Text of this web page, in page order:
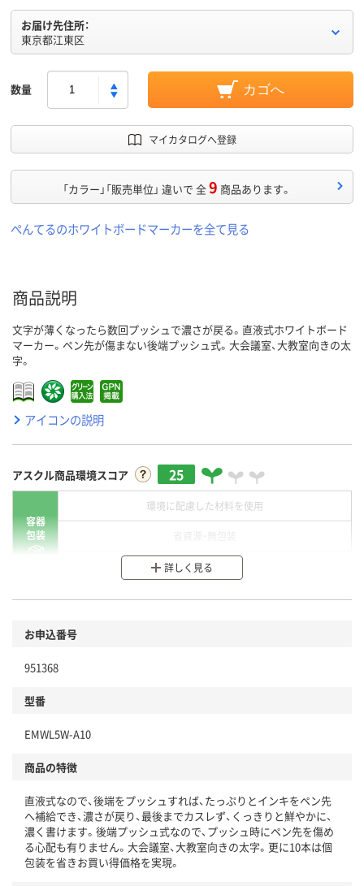
お届け先住所：
東京都江東区
数量 カゴへ
マイカタログへ登録
「カラー」「販売単位」 違いで 全9 商品あります。
ぺんてるのホワイトボードマーカーを全て見る
商品説明
文字が薄くなったら数回プッシュで濃さが戻る。直液式ホワイトボード
マーカー。ペン先が傷まない後端プッシュ式。大会議室、大教室向きの太
字。
アイコンの説明
アスクル商品環境スコア 25
容器
包装
環境に配慮した材料を使用
分別・リサイクルしやすい設計
本体
仕組
この商品の環境配慮ポイントです。下記商品詳細「
アスクル商品環境スコア詳細／加点項目
」で確認できます。
詳しく見る
お申込番号
951368
型番
EMWL5W-A10
商品の特徴
直液式なので、後端をプッシュすれば、たっぷりとインキをペン先
へ補給でき、濃さが戻り、最後までカスレず、くっきりと鮮やかに、
濃く書けます。後端プッシュ式なので、プッシュ時にペン先を傷め
る心配も有りません。大会議室、大教室向きの太字。更に10本は個
包装を省きお買い得価格を実現。